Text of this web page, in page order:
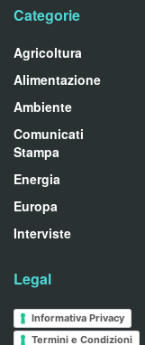
Categorie
Agricoltura
Alimentazione
Ambiente
Comunicati
Stampa
Energia
Europa
Interviste
Legal
Informativa Privacy
Termini e Condizioni